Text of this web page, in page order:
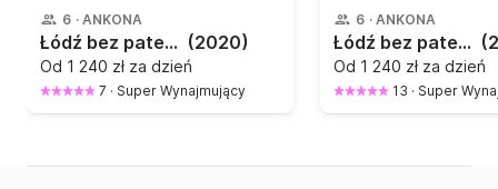
6 · ANKONA
Łódź bez patentu Gommorizzo 2 5,60 (2020)
Od 1 240 zł za dzień
7 · Super Wynajmujący
6 · ANKONA
Łódź bez patentu Gommorizzo 5,60 40KM
Od 1 240 zł za dzień
13 · Super